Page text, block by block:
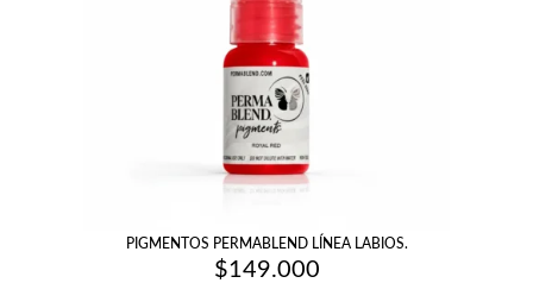
PIGMENTOS PERMABLEND LÍNEA LABIOS.
$149.000